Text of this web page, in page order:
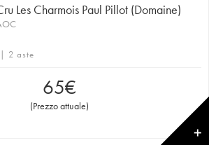
Les Charmois Paul Pillot (Domaine)
2 aste
65€
(Prezzo attuale)
✕